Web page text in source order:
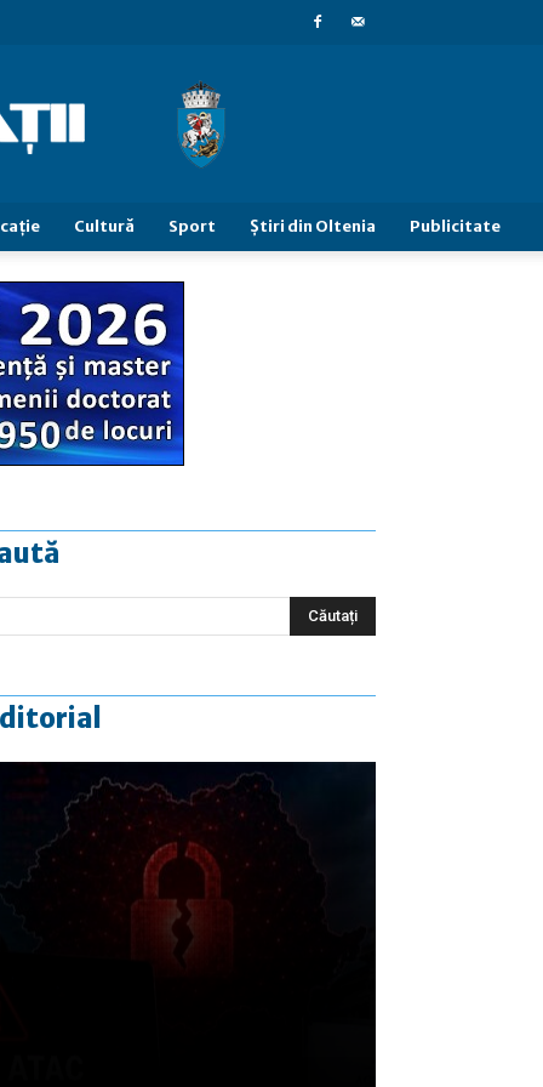
Cultură Sport Știri din Oltenia Publicitate